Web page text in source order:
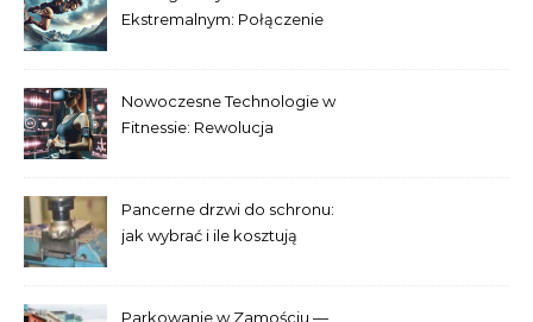
Ekstremalnym: Połączenie
Nowoczesne Technologie w
Fitnessie: Rewolucja
Pancerne drzwi do schronu:
jak wybrać i ile kosztują
Parkowanie w Zamościu —